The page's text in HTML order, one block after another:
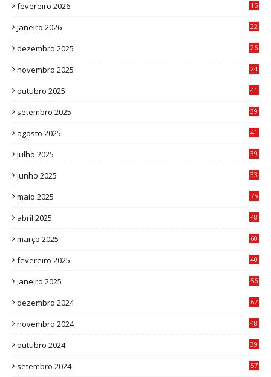
fevereiro 2026
15
janeiro 2026
22
dezembro 2025
26
novembro 2025
24
outubro 2025
41
setembro 2025
39
agosto 2025
41
julho 2025
39
junho 2025
33
maio 2025 75
abril 2025
48
março 2025
60
fevereiro 2025
40
janeiro 2025
56
dezembro 2024
67
novembro 2024
48
outubro 2024
39
setembro 2024
57